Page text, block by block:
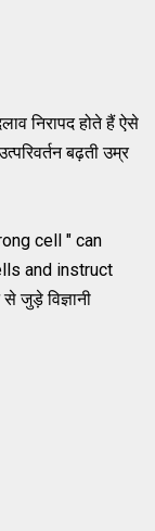
निरापद होते हैं ऐसे
बढ़ती उम्र
cell " can
and instruct
जुड़े विज्ञानी